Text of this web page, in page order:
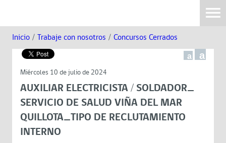
Inicio / Trabaje con nosotros / Concursos Cerrados
a a
Miércoles 10 de julio de 2024
AUXILIAR ELECTRICISTA / SOLDADOR_
SERVICIO DE SALUD VIÑA DEL MAR
QUILLOTA_TIPO DE RECLUTAMIENTO
INTERNO